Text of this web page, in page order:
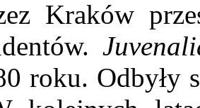
Kraków
roku. Odbyły